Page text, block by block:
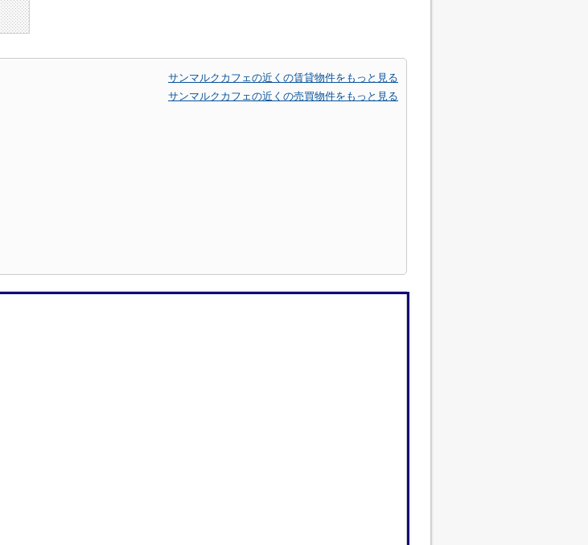
サンマルクカフェの近くの賃貸物件をもっと見る
サンマルクカフェの近くの売買物件をもっと見る